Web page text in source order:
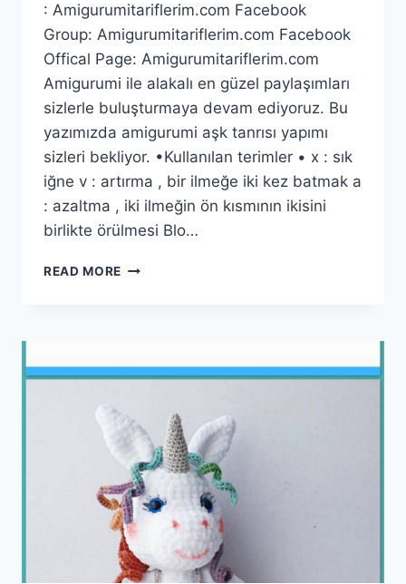
: Amigurumitariflerim.com Facebook
Group: Amigurumitariflerim.com Facebook
Offical Page: Amigurumitariflerim.com
Amigurumi ile alakalı en güzel paylaşımları
sizlerle buluşturmaya devam ediyoruz. Bu
yazımızda amigurumi aşk tanrısı yapımı
sizleri bekliyor. •Kullanılan terimler • x : sık
iğne v : artırma , bir ilmeğe iki kez batmak a
: azaltma , iki ilmeğin ön kısmının ikisini
birlikte örülmesi Blo…
READ MORE AMIGURUMI